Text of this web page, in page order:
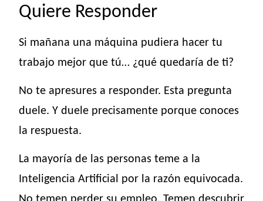
Quiere Responder
Si mañana una máquina pudiera hacer tu
trabajo mejor que tú… ¿qué quedaría de ti?
No te apresures a responder. Esta pregunta
duele. Y duele precisamente porque conoces
la respuesta.
La mayoría de las personas teme a la
Inteligencia Artificial por la razón equivocada.